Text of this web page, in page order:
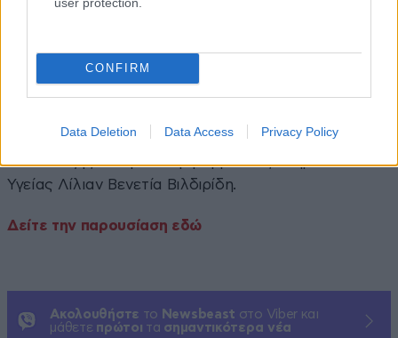
CONFIRM
Data Deletion Data Access Privacy Policy
απαντήσουν στις ερωτήσεις
Επικρατείας Άκης Σκέρτσος, η Αναπληρώτρια
Γραμματέας του Πρωθυπουργού Στέλιος
Κουτνατζής και η Γενική Γραμματέας Υπηρεσιών
Υγείας Λίλιαν Βενετία Βιλδιρίδη.
Δείτε την παρουσίαση εδώ
Ακολουθήστε το Newsbeast στο Viber και
μάθετε πρώτοι τα σημαντικότερα νέα